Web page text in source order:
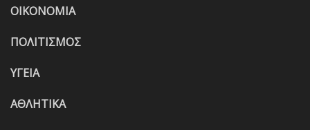
ΟΙΚΟΝΟΜΙΑ
ΠΟΛΙΤΙΣΜΟΣ
ΥΓΕΙΑ
ΑΘΛΗΤΙΚΑ